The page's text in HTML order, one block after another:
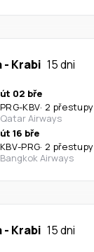
- Krabi 15 dni
út 02 bře
PRG-KBV· 2 přestupy
Qatar Airways
út 16 bře
KBV-PRG· 2 přestupy
Bangkok Airways
- Krabi 15 dni